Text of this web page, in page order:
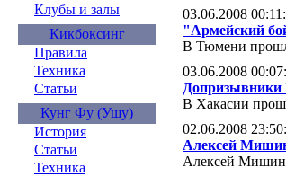
Клубы и залы
Кикбоксинг
Правила
Техника
Статьи
Кунг Фу (Ушу)
История
Статьи
Техника
03.06.2008
"Армейский
В Тюмени
03.06.2008
Допризывники
В Хакасии
02.06.2008
Алексей
Алексей Мишин